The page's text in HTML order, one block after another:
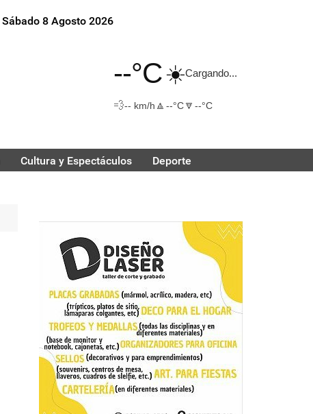
Sábado 8 Agosto 2026
--°C☀️Cargando...
💨-- km/h 🔼 --°C🔽 --°C
Cultura y Espectáculos Deporte